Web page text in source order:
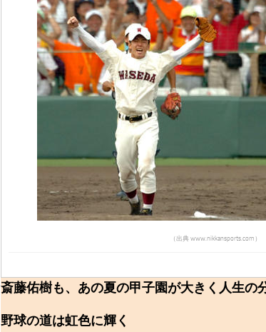
（出典 www.nikkansports.com）
斎藤佑樹も、あの夏の甲子園が大きく人生の
野球の道は虹色に輝く